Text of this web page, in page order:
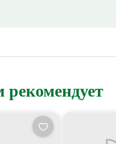
рекомендует